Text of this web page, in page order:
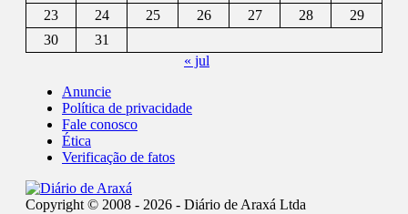
23
24 25 26 27 28
29
30
31
« jul
Anuncie
Política de privacidade
Fale conosco
Ética
Verificação de fatos
Copyright © 2008 - 2026 - Diário de Araxá Ltda